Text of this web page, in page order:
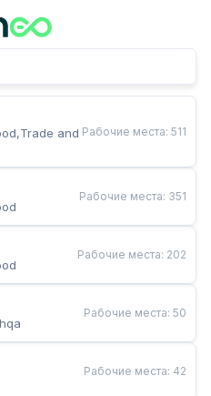
and Рабочие места: 511
Рабочие места: 351
Рабочие места: 202
Рабочие места: 50
Рабочие места: 42